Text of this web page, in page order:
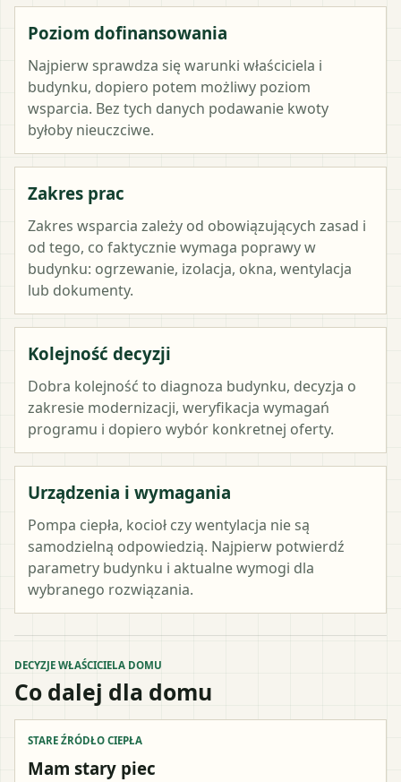
Poziom dofinansowania
Najpierw sprawdza się warunki właściciela i
budynku, dopiero potem możliwy poziom
wsparcia. Bez tych danych podawanie kwoty
byłoby nieuczciwe.
Zakres prac
Zakres wsparcia zależy od obowiązujących zasad i
od tego, co faktycznie wymaga poprawy w
budynku: ogrzewanie, izolacja, okna, wentylacja
lub dokumenty.
Kolejność decyzji
Dobra kolejność to diagnoza budynku, decyzja o
zakresie modernizacji, weryfikacja wymagań
programu i dopiero wybór konkretnej oferty.
Urządzenia i wymagania
Pompa ciepła, kocioł czy wentylacja nie są
samodzielną odpowiedzią. Najpierw potwierdź
parametry budynku i aktualne wymogi dla
wybranego rozwiązania.
DECYZJE WŁAŚCICIELA DOMU
Co dalej dla domu
STARE ŹRÓDŁO CIEPŁA
Mam stary piec